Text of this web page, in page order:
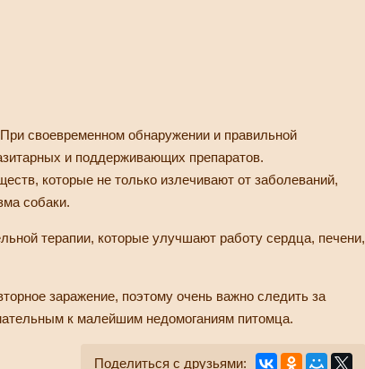
своевременном обнаружении и правильной
и поддерживающих препаратов.
которые не только излечивают от заболеваний,
собаки.
терапии, которые улучшают работу сердца, печени,
заражение, поэтому очень важно следить за
к малейшим недомоганиям питомца.
Поделиться с друзьями: